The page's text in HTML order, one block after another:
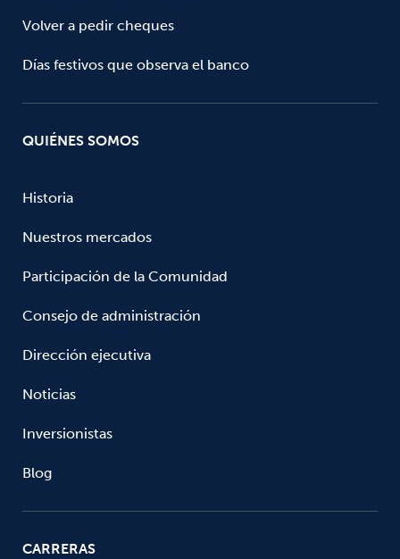
Volver a pedir cheques
Días festivos que observa el banco
QUIÉNES SOMOS
Historia
Nuestros mercados
Participación de la Comunidad
Consejo de administración
Dirección ejecutiva
Noticias
Inversionistas
Blog
CARRERAS